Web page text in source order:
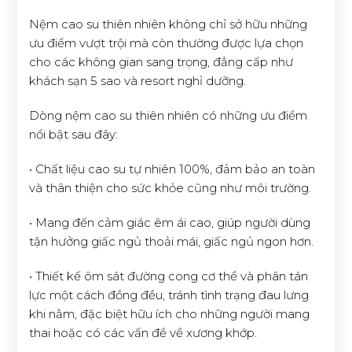
Nệm cao su thiên nhiên không chỉ sở hữu những
ưu điểm vượt trội mà còn thường được lựa chọn
cho các không gian sang trọng, đẳng cấp như
khách sạn 5 sao và resort nghỉ dưỡng.
Dòng nệm cao su thiên nhiên có những ưu điểm
nổi bật sau đây:
• Chất liệu cao su tự nhiên 100%, đảm bảo an toàn
và thân thiện cho sức khỏe cũng như môi trường.
• Mang đến cảm giác êm ái cao, giúp người dùng
tận hưởng giấc ngủ thoải mái, giấc ngủ ngon hơn.
• Thiết kế ôm sát đường cong cơ thể và phân tán
lực một cách đồng đều, tránh tình trạng đau lưng
khi nằm, đặc biệt hữu ích cho những người mang
thai hoặc có các vấn đề về xương khớp.